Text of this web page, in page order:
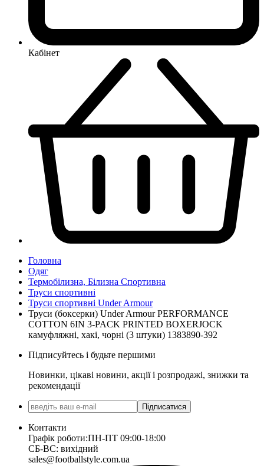
Кабінет
Головна
Одяг
Термобілизна, Білизна Спортивна
Труси спортивні
Труси спортивні Under Armour
Труси (боксерки) Under Armour PERFORMANCE
COTTON 6IN 3-PACK PRINTED BOXERJOCK
камуфляжні, хакі, чорні (3 штуки) 1383890-392
Підписуйтесь і будьте першими
Новинки, цікаві новини, акції і розпродажі, знижки та
рекомендації
Підписатися
Контакти
Графік роботи:ПН-ПТ 09:00-18:00
СБ-ВС: вихідний
sales@footballstyle.com.ua